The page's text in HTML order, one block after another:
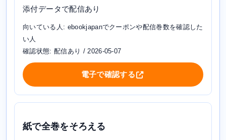
添付データで配信あり
向いている人: ebookjapanでクーポンや配信巻数を確認した
い人
確認状態: 配信あり / 2026-05-07
電子で確認する
紙で全巻をそろえる